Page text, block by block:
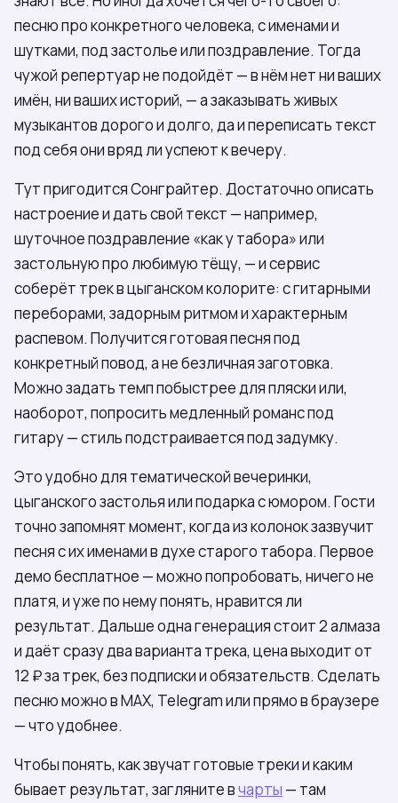
песню про конкретного человека, с именами и
шутками, под застолье или поздравление. Тогда
чужой репертуар не подойдёт — в нём нет ни ваших
имён, ни ваших историй, — а заказывать живых
музыкантов дорого и долго, да и переписать текст
под себя они вряд ли успеют к вечеру.
Тут пригодится Сонграйтер. Достаточно описать
настроение и дать свой текст — например,
шуточное поздравление «как у табора» или
застольную про любимую тёщу, — и сервис
соберёт трек в цыганском колорите: с гитарными
переборами, задорным ритмом и характерным
распевом. Получится готовая песня под
конкретный повод, а не безличная заготовка.
Можно задать темп побыстрее для пляски или,
наоборот, попросить медленный романс под
гитару — стиль подстраивается под задумку.
Это удобно для тематической вечеринки,
цыганского застолья или подарка с юмором. Гости
точно запомнят момент, когда из колонок зазвучит
песня с их именами в духе старого табора. Первое
демо бесплатное — можно попробовать, ничего не
платя, и уже по нему понять, нравится ли
результат. Дальше одна генерация стоит 2 алмаза
и даёт сразу два варианта трека, цена выходит от
12 ₽ за трек, без подписки и обязательств. Сделать
песню можно в МАХ, Telegram или прямо в браузере
— что удобнее.
Чтобы понять, как звучат готовые треки и каким
бывает результат, загляните вчарты — там